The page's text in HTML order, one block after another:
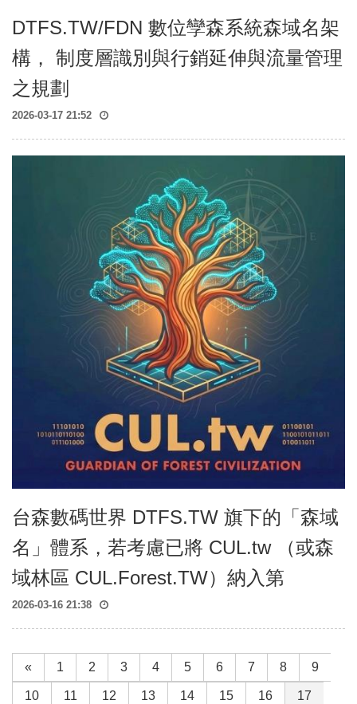
DTFS.TW/FDN 數位孿森系統森域名架
構， 制度層識別與行銷延伸與流量管理
之規劃
2026-03-17 21:52
台森數碼世界 DTFS.TW 旗下的「森域
名」體系，若考慮已將 CUL.tw （或森
域林區 CUL.Forest.TW）納入第
2026-03-16 21:38
« 1 2 3 4 5 6 7 8 9
10 11 12 13 14 15 16 17